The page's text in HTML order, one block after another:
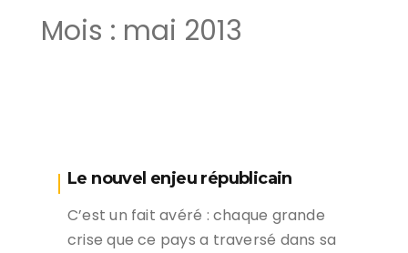
Mois : mai 2013
Le nouvel enjeu républicain
C’est un fait avéré : chaque grande
crise que ce pays a traversé dans sa